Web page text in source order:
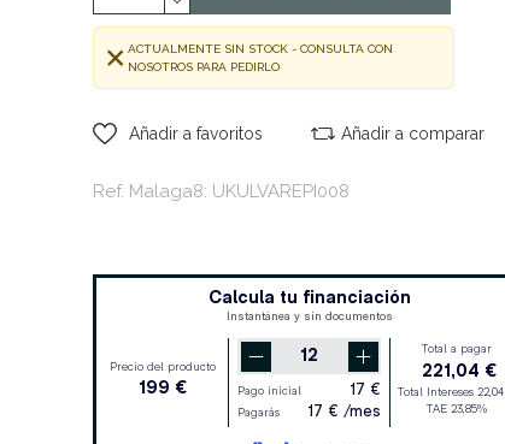
ACTUALMENTE SIN STOCK - CONSULTA CON
NOSOTROS PARA PEDIRLO
Añadir a favoritos Añadir a comparar
Ref. Malaga8: UKULVAREPI008